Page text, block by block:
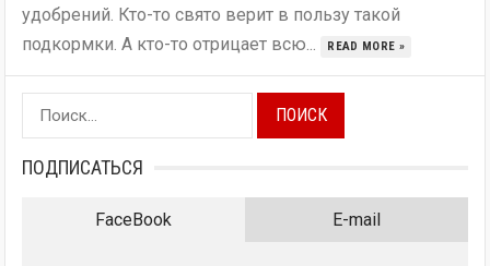
удобрений. Кто-то свято верит в пользу такой
подкормки. А кто-то отрицает всю...
READ MORE »
Найти:
ПОДПИСАТЬСЯ
FaceBook E-mail